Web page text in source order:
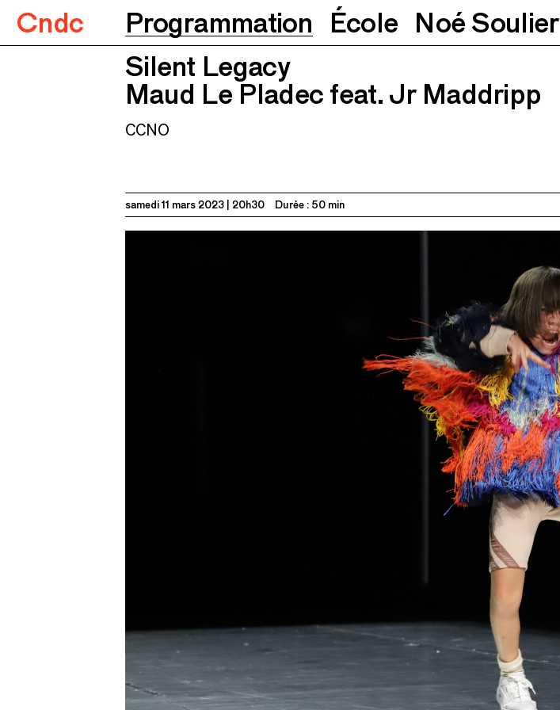
Cndc Programmation École Noé Soulier
Silent LegacyMaud Le Pladec feat. Jr Maddripp
Silent Legacy
Maud Le Pladec feat. Jr Maddripp
CCNO
samedi 11 mars 2023 20h30 Durée : 50 min